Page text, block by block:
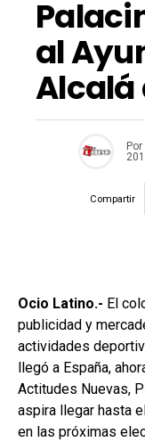
al
Alcalá
Por
Compartir
Ocio Latino.- El
publicidad y
actividades
llegó a España,
Actitudes Nuevas,
aspira llegar hasta
en las próximas